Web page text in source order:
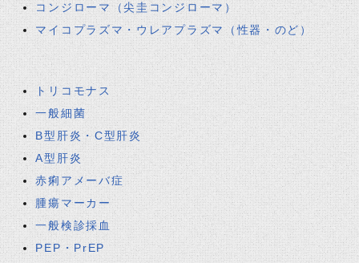
コンジローマ（尖圭コンジローマ）
マイコプラズマ・ウレアプラズマ（性器・のど）
トリコモナス
一般細菌
B型肝炎・C型肝炎
A型肝炎
赤痢アメーバ症
腫瘍マーカー
一般検診採血
PEP・PrEP